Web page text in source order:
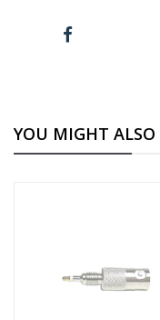
YOU MIGHT